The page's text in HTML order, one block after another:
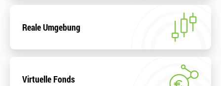
Reale Umgebung
Virtuelle Fonds